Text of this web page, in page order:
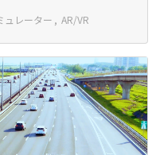
ュレーター AR/VR